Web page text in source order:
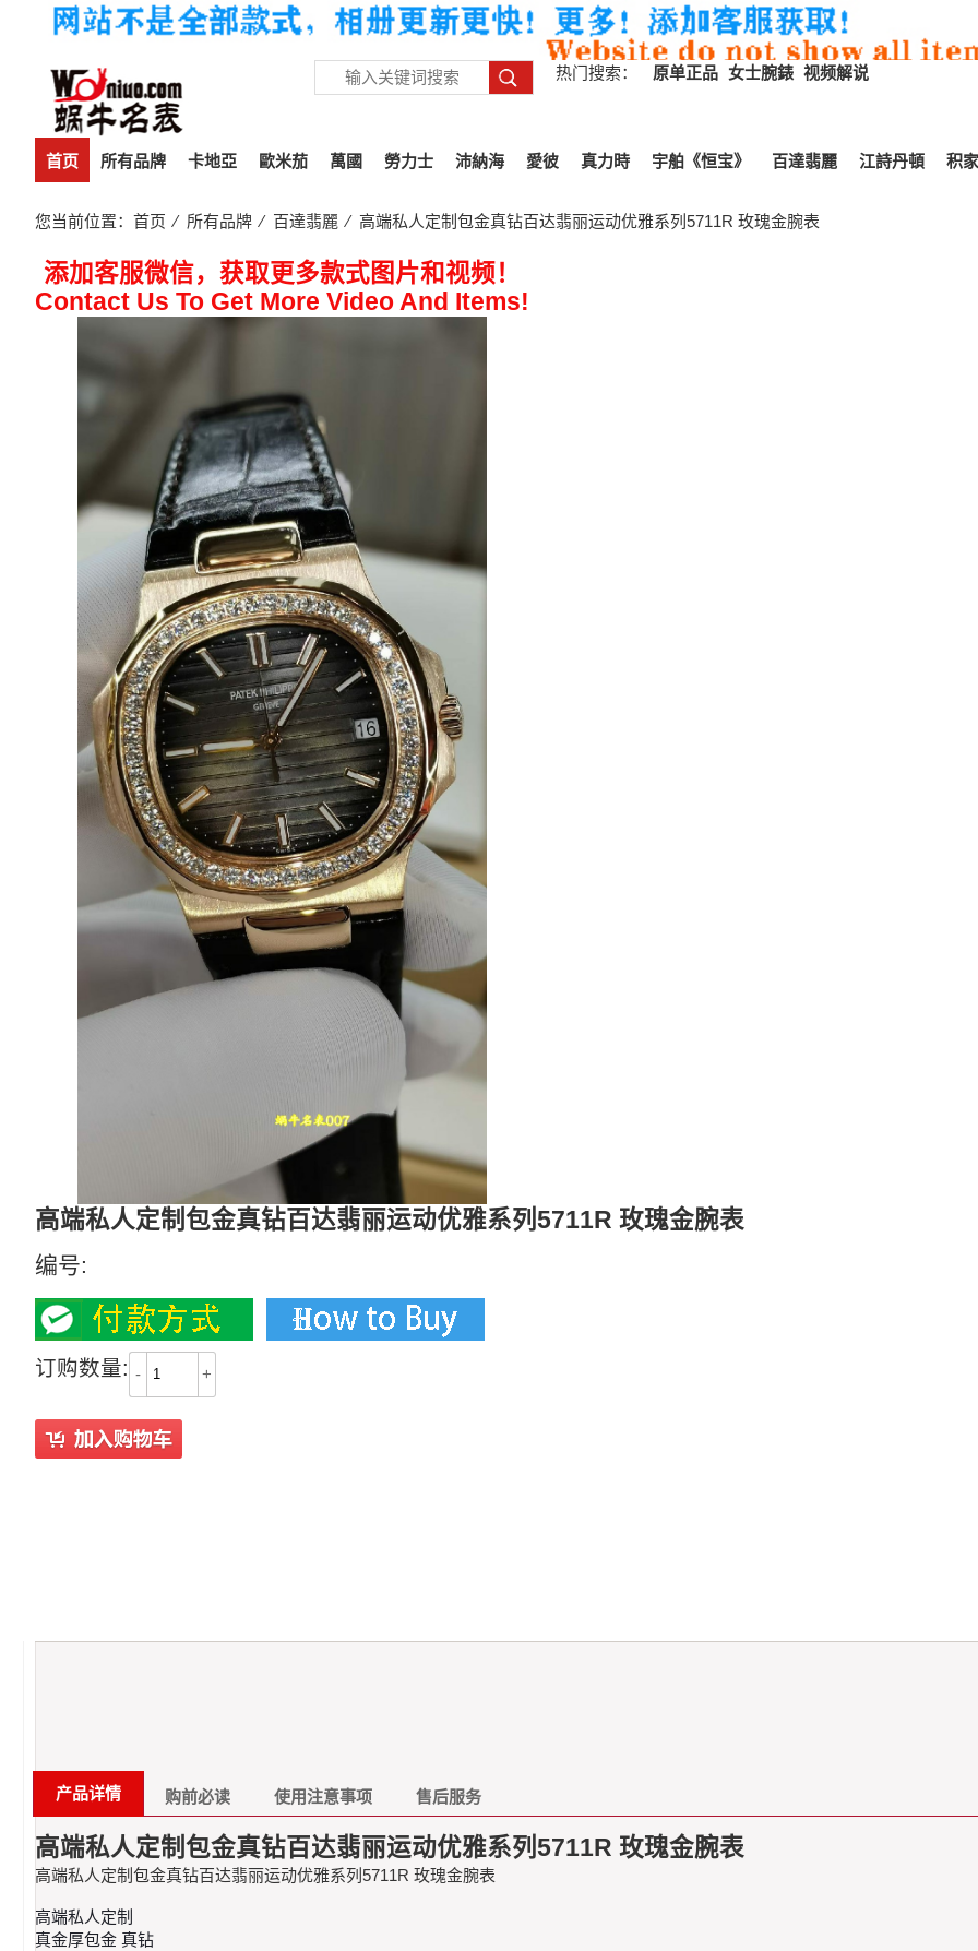
热门搜索： 原单正品 女士腕錶 视频解说
首页 所有品牌 卡地亞 歐米茄 萬國 勞力士 沛納海 愛彼 真力時 宇舶《恒宝》 百達翡麗 江詩丹頓 积家
您当前位置： 首页 ⁄ 所有品牌 ⁄ 百達翡麗 ⁄ 高端私人定制包金真钻百达翡丽运动优雅系列5711R 玫瑰金腕表
添加客服微信，获取更多款式图片和视频！
Contact Us To Get More Video And Items!
高端私人定制包金真钻百达翡丽运动优雅系列5711R 玫瑰金腕表
编号:
订购数量: - +
产品详情 购前必读 使用注意事项 售后服务
高端私人定制包金真钻百达翡丽运动优雅系列5711R 玫瑰金腕表
高端私人定制包金真钻百达翡丽运动优雅系列5711R 玫瑰金腕表
高端私人定制 ​
真金厚包金 真钻 ​